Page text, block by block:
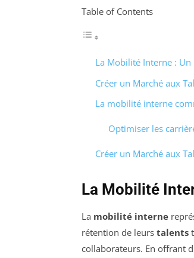
Table of Contents
La Mobilité Interne : Un
Créer un Marché aux
La mobilité interne
Optimiser les
Créer un Marché aux
La Mobilité
La mobilité interne
rétention de leurs talents
collaborateurs. En offrant